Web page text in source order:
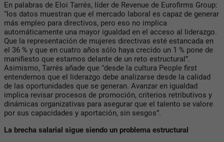
En palabras de Eloi Tarrés, líder de Revenue de Eurofirms Group:
“los datos muestran que el mercado laboral es capaz de generar
más empleo para directivos, pero eso no implica
automáticamente una mayor igualdad en el acceso al liderazgo.
Que la representación de mujeres directivas esté estancada en
el 36 % y que en cuatro años sólo haya crecido un 1 % pone de
manifiesto que estamos delante de un reto estructural”.
Asimismo, Tarrés añade que “desde la cultura People first
entendemos que el liderazgo debe analizarse desde la calidad
de las oportunidades que se generan. Avanzar en igualdad
implica revisar procesos de promoción, criterios retributivos y
dinámicas organizativas para asegurar que el talento se valore
por sus capacidades y aportación, sin sesgos”.
La brecha salarial sigue siendo un problema estructural